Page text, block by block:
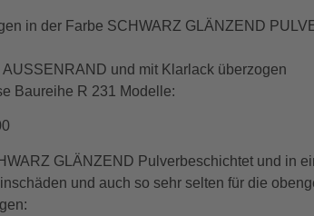
in der Farbe SCHWARZ GLÄNZEND
und mit Klarlack überzogen
Baureihe R 231 Modelle:
GLÄNZEND Pulverbeschichtet und in
und auch so sehr selten für die